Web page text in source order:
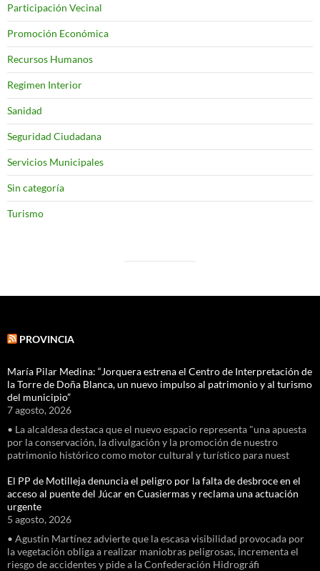
Participación Vecinal
Promoción Económica
Recursos Humanos
Regimen Interior
Sanidad
Seguridad Ciudadana
Servicios Municipales
Sin categoría
Turismo
PROVINCIA
María Pilar Medina: “Jorquera estrena el Centro de Interpretación de
la Torre de Doña Blanca, un nuevo impulso al patrimonio y al turismo
del municipio”
7 agosto, 2026
• La alcaldesa destaca que el nuevo espacio representa "una apuesta
por la conservación, la divulgación y la promoción de nuestro
patrimonio histórico como motor cultural y turístico para nuest
El PP de Motilleja denuncia el peligro por la falta de desbroce en el
acceso al puente del Júcar en Cuasiermas y reclama una actuación
urgente
5 agosto, 2026
• Agustín Martínez advierte que la escasa visibilidad provocada por
la vegetación obliga a realizar maniobras peligrosas, incrementa el
riesgo de accidentes y pide a la Confederación Hidrográfi